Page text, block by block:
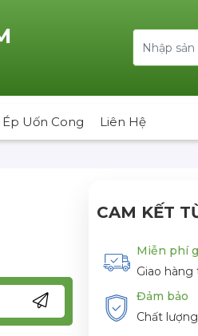
Ép Uốn Cong Liên Hệ
CAM KẾT
Miễn phí
Giao
Đảm bảo
Chất